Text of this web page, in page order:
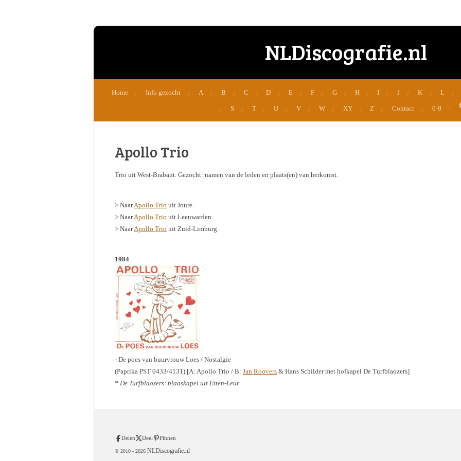
NLDiscografie.nl
Home Info gezocht A B C D E F G H I J K L
S T U V W XY Z Contact 0-9
Apollo Trio
Trio uit West-Brabant. Gezocht: namen van de leden en plaats(en) van herkomst.
> NaarApollo Trio uit Joure.
> NaarApollo Trio uit Leeuwarden.
> NaarApollo Trio uit Zuid-Limburg.
1984
- De poes van buurvrouw Loes / Nostalgie
(Paprika PST 0433/4131) [A: Apollo Trio / B: Jan Roovers & Hans Schilder met hofkapel De Turfblaozers]
* De Turfblaozers: blaaskapel uit Etten-Leur
Delen Deel Pinnen
© 2010 - 2026 NLDiscografie.nl